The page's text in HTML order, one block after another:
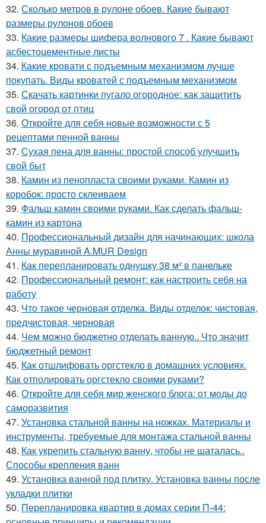
32. Сколько метров в рулоне обоев. Какие бывают
размеры рулонов обоев
33. Какие размеры шифера волнового 7 . Какие бывают
асбестоцементные листы
34. Какие кровати с подъемным механизмом лучше
покупать. Виды кроватей с подъемным механизмом
35. Скачать картинки пугало огородное: как защитить
свой огород от птиц
36. Откройте для себя новые возможности с 5
рецептами пенной ванны
37. Сухая пена для ванны: простой способ улучшить
свой быт
38. Камин из пенопласта своими руками. Камин из
коробок: просто склеиваем
39. Фальш камин своими руками. Как сделать фальш-
камин из картона
40. Профессиональный дизайн для начинающих: школа
Анны муравиной A.MUR Design
41. Как перепланировать однушку 38 м² в панельке
42. Профессиональный ремонт: как настроить себя на
работу
43. Что такое черновая отделка. Виды отделок: чистовая,
предчистовая, черновая
44. Чем можно бюджетно отделать ванную.. Что значит
бюджетный ремонт
45. Как отшлифовать оргстекло в домашних условиях.
Как отполировать оргстекло своими руками?
46. Откройте для себя мир женского блога: от моды до
саморазвития
47. Установка стальной ванны на ножках. Материалы и
инструменты, требуемые для монтажа стальной ванны
48. Как укрепить стальную ванну, чтобы не шаталась..
Способы крепления ванн
49. Установка ванной под плитку. Установка ванны после
укладки плитки
50. Перепланировка квартир в домах серии П-44: